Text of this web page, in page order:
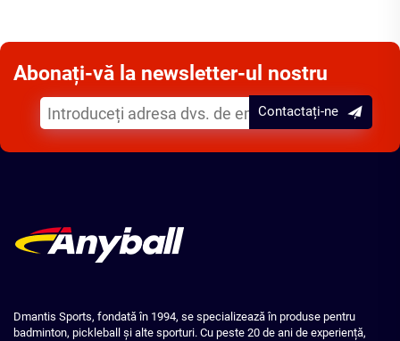
Abonați-vă la newsletter-ul nostru
Contactați-ne
Dmantis Sports, fondată în 1994, se specializează în produse pentru
badminton, pickleball și alte sporturi. Cu peste 20 de ani de experiență,